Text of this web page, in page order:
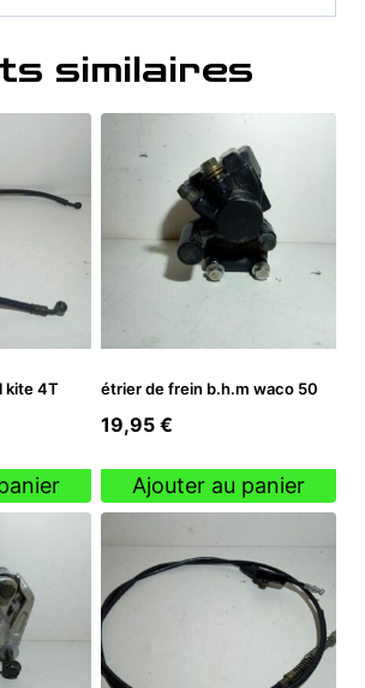
similaires
kite 4T étrier de frein b.h.m waco 50
19,95 €
Ajouter au panier